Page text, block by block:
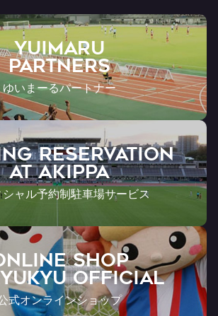
YUIMARU
Partners
ゆいまーるパートナー
RESERVATION
AT Akippa
シャル予約制駐車場サービス
SHOP
OFFICIAL
式オンラインショップ